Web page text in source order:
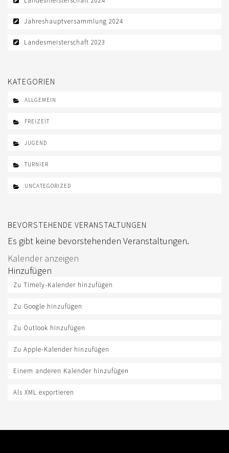
Jahreshauptversammlung 2024
Landesmeisterschaft 2023
KATEGORIEN
ALLGEMEIN
FREIZEIT
JUGEND
TURNIER
UNCATEGORIZED
BEVORSTEHENDE VERANSTALTUNGEN
Es gibt keine bevorstehenden Veranstaltungen.
Kalender anzeigen
Hinzufügen
Zu Timely-Kalender hinzufügen
Zu Google hinzufügen
Zu Outlook hinzufügen
Zu Apple-Kalender hinzufügen
Einem anderen Kalender hinzufügen
Als XML exportieren